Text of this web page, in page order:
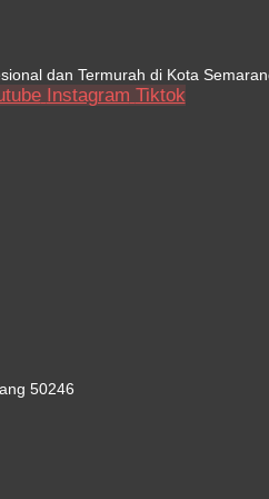
dan Termurah di Kota
Instagram Tiktok
50246